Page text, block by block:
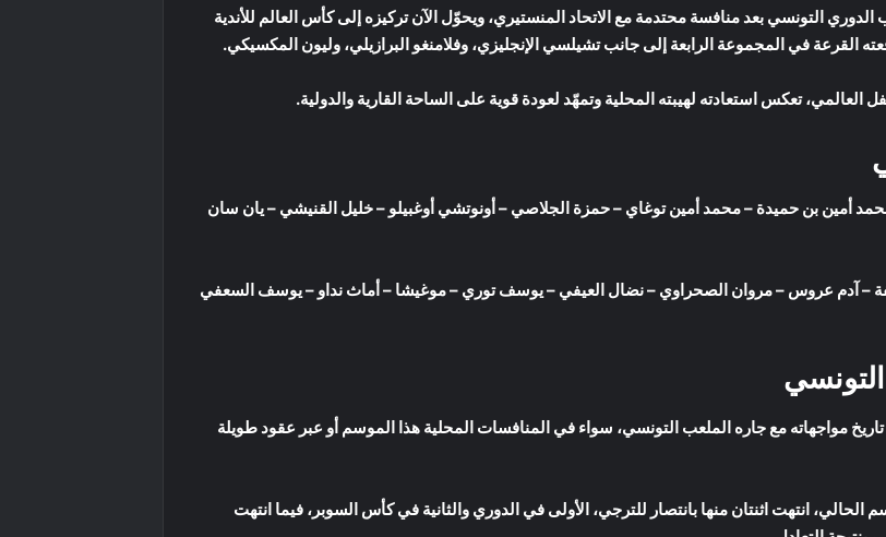
الدوري التونسي بعد منافسة محتدمة مع الاتحاد المنستيري، ويحوّل الآن تركيزه إلى كأس العالم للأندية
القرعة في المجموعة الرابعة إلى جانب تشيلسي الإنجليزي، وفلامنغو البرازيلي، وليون المكسيكي.
تعكس استعادته لهيبته المحلية وتمهّد لعودة قوية على الساحة القارية والدولية.
أمين بن حميدة – محمد أمين توغاي – حمزة الجلاصي – أونوتشي أوغبيلو – خليل القنيشي – يان سان
– آدم عروس – مروان الصحراوي – نضال العيفي – يوسف توري – موغيشا – أماث نداو – يوسف السعفي
مواجهاته مع جاره الملعب التونسي، سواء في المنافسات المحلية هذا الموسم أو عبر عقود طويلة
انتهت اثنتان منها بانتصار للترجي، الأولى في الدوري والثانية في كأس السوبر، فيما انتهت